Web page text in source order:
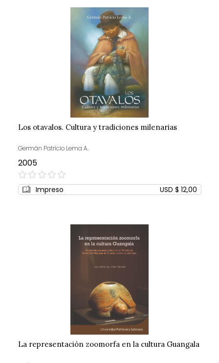
Los otavalos. Cultura y tradiciones milenarias
Germán Patricio Lema A.
2005
0%
Impreso USD $ 12,00
La representación zoomorfa en la cultura Guangala